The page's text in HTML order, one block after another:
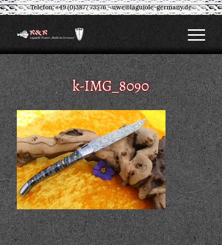
Telefon: +49 (0)3877 73576-uwe@laguiole-germany.de
k-IMG_8090